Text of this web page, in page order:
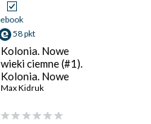
ebook
58 pkt
Kolonia. Nowe
wieki ciemne (#1).
Kolonia. Nowe
wieki ciemne
Max Kidruk